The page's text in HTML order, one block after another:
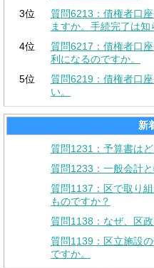
3位
質問6213：債権者口
ますか。手続完了は知
4位
質問6217：債権者口
利になるのですか。
5位
質問6219：債権者口
い。
新
質問1231：予算書は
質問1233：一般会計
質問1137：区で取り
ものですか？
質問1138：なぜ、区
質問1139：区立施設
ですか。